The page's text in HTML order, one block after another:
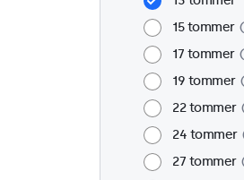
15 tommer
17 tommer
19 tommer
22 tommer
24 tommer
27 tommer